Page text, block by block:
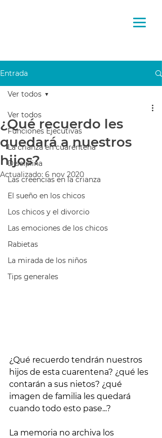
Entrada
Ver todos
Funciones Ejecutivas
La crianza en cuarentena
Disciplina
Las creencias en la crianza
El sueño en los chicos
Los chicos y el divorcio
Las emociones de los chicos
Rabietas
La mirada de los niños
Tips generales
Ver todos
¿Qué recuerdo les
quedará a nuestros
hijos?
Actualizado: 6 nov 2020
¿Qué recuerdo tendrán nuestros
hijos de esta cuarentena? ¿qué les
contarán a sus nietos? ¿qué
imagen de familia les quedará
cuando todo esto pase...?
La memoria no archiva los